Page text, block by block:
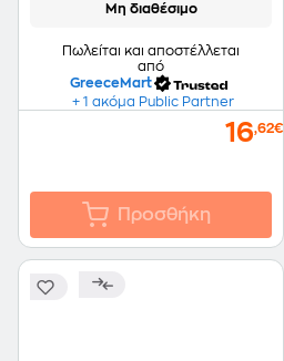
Μη διαθέσιμο
Πωλείται και αποστέλλεται
από
GreeceMart
+ 1 ακόμα Public Partner
16,62€
Προσθήκη